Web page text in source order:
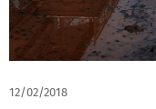
12/02/2018